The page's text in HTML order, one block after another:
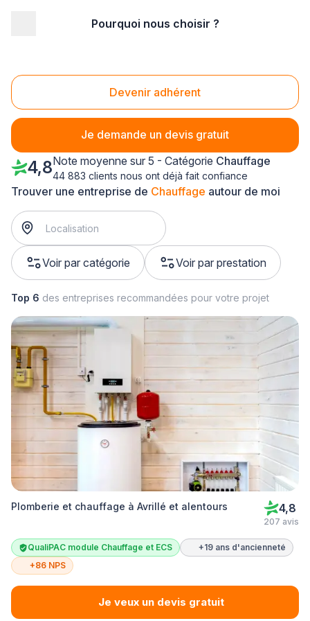
Pourquoi nous choisir ?
Devenir adhérent
Je demande un devis gratuit
Chauffage Maine-et-Loire (49)
Trouver une entreprise de Chauffage autour de moi
Voir par catégorie Voir par prestation
4,8Note moyenne sur 5 - Catégorie Chauffage
44 883 clients nous ont déjà fait confiance
Top 6 des entreprises recommandées pour votre projet
Plomberie et chauffage à Avrillé et alentours 4,8
207 avis
QualiPAC module Chauffage et ECS
+19 ans d'ancienneté
+86 NPS
Je veux un devis gratuit